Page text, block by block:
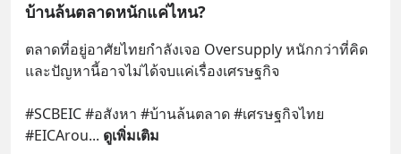
บ้านล้นตลาดหนักแค่ไหน?
ตลาดที่อยู่อาศัยไทยกำลังเจอ Oversupply หนักกว่าที่คิด
และปัญหานี้อาจไม่ได้จบแค่เรื่องเศรษฐกิจ
#SCBEIC #อสังหา #บ้านล้นตลาด #เศรษฐกิจไทย
#EICArou... ดูเพิ่มเติม